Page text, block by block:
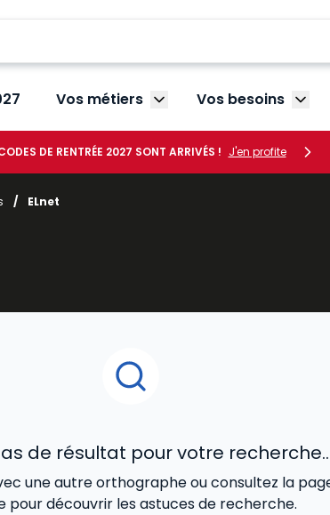
Vos métiers Afficher le sous-menu
Vos besoins
DE RENTRÉE 2027 SONT ARRIVÉS ! J'en profite
/ ELnet
de résultat pour votre
une autre orthographe ou consultez la
pour découvrir les astuces de recherche.